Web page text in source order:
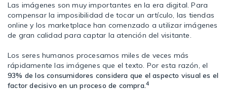
Las imágenes son muy importantes en la era digital. Para
compensar la imposibilidad de tocar un artículo, las tiendas
online y los marketplace han comenzado a utilizar imágenes
de gran calidad para captar la atención del visitante.
Los seres humanos procesamos miles de veces más
rápidamente las imágenes que el texto. Por esta razón, el
93% de los consumidores considera que el aspecto visual es el
factor decisivo en un proceso de compra.4